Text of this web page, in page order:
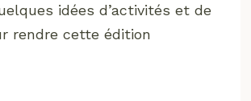
idées d’activités et de
rendre cette édition